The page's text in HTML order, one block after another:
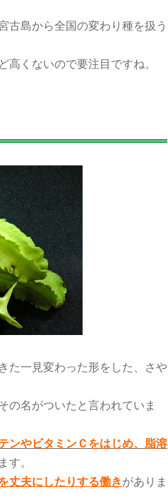
古島から全国の変わり種を扱う
高くないので要注目ですね。
た一見変わった形をした、さや
の名がついたと言われていま
ンやビタミンＣをはじめ、脂溶
す。
丈夫にしたりする働きがありま